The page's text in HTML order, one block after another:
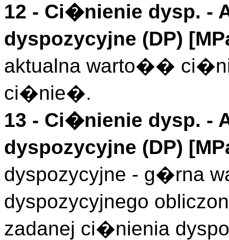
12 - Ci�nienie dysp. -
dyspozycyjne (DP)
aktualna warto��
ci�nie�.
13 - Ci�nienie dysp. -
dyspozycyjne (DP)
dyspozycyjne - g�rna
dyspozycyjnego
zadanej ci�nienia